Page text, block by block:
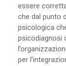
essere
che dal punto
psicologica
psicodiagnosi
per